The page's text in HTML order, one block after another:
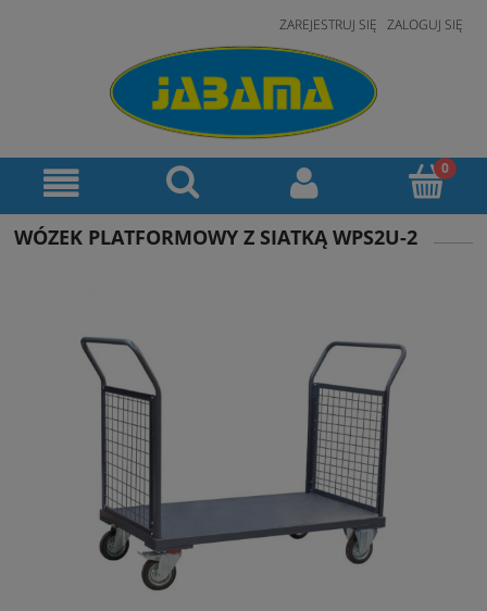
ZAREJESTRUJ SIĘ ZALOGUJ SIĘ
WÓZEK PLATFORMOWY Z SIATKĄ WPS2U-2